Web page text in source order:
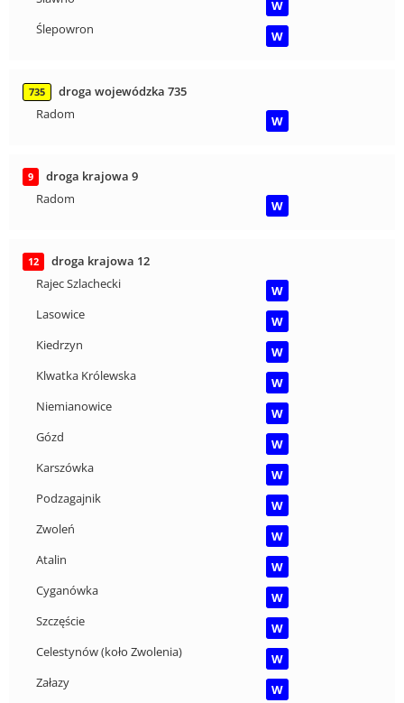
W
Ślepowron
W
735
droga wojewódzka 735
Radom
W
9
droga krajowa 9
Radom
W
12
droga krajowa 12
Rajec Szlachecki
W
Lasowice
W
Kiedrzyn
W
Klwatka Królewska
W
Niemianowice
W
Gózd
W
Karszówka
W
Podzagajnik
W
Zwoleń
W
Atalin
W
Cyganówka
W
Szczęście
W
Celestynów (koło Zwolenia)
W
Załazy
W